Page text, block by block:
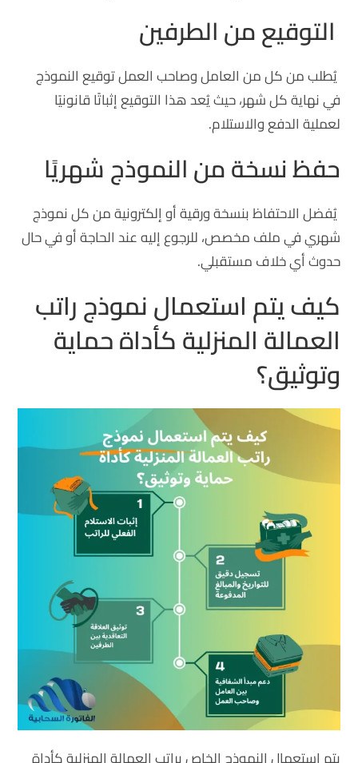
التوقيع من الطرفين
يُطلب من كل من العامل وصاحب العمل توقيع النموذج
في نهاية كل شهر، حيث يُعد هذا التوقيع إثباتًا قانونيًا
لعملية الدفع والاستلام.
حفظ نسخة من النموذج شهريًا
يُفضل الاحتفاظ بنسخة ورقية أو إلكترونية من كل نموذج
شهري في ملف مخصص، للرجوع إليه عند الحاجة أو في حال
حدوث أي خلاف مستقبلي.
كيف يتم استعمال نموذج راتب
العمالة المنزلية كأداة حماية
وتوثيق؟